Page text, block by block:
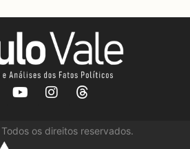
Todos os direitos reservados.